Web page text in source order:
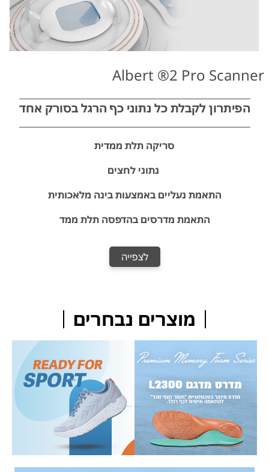
Albert ®2 Pro Scanner
הפיתרון לקבלת כל נתוני כף הרגל בסורק אחד
סריקה תלת ממדית
נתוני לחצים
התאמת נעליים באמצעות בינה מלאכותית
התאמת מדרסים בהדפסה תלת ממד
לצפייה
מוצרים נבחרים